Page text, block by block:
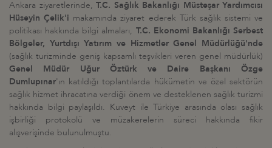
Ankara ziyaretlerinde, T.C. Sağlık Bakanlığı Müsteşar Yardımcısı
Hüseyin Çelik'i makamında ziyaret ederek Türk sağlık sistemi ve
politikası hakkında bilgi almaları, T.C. Ekonomi Bakanlığı Serbest
Bölgeler, Yurtdışı Yatırım ve Hizmetler Genel Müdürlüğü'nde
(sağlık turizminde geniş kapsamlı teşvikleri veren genel müdürlük)
Genel Müdür Uğur Öztürk ve Daire Başkanı
Özge
Dumlupınar'ın katıldığı toplantılarda hükümetin ve özel sektörün
sağlık hizmet ihracatına verdiği önem ve desteklenen sağlık turizmi
hakkında bilgi paylaşıldı. Kuveyt ile Türkiye arasında olası sağlık
işbirliği protokolü ve müzakerelerin süreci hakkında fikir
alışverişinde bulunulmuştu.